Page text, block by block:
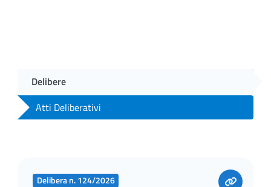
Delibere
Atti Deliberativi
Delibera n. 124/2026